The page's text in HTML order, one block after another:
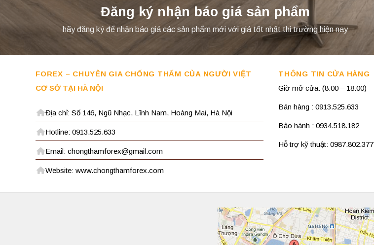
Đăng ký nhận báo giá sản phẩm
hãy đăng ký để nhận báo giá các sản phẩm mới với giá tốt nhất thi trường hiện nay
FOREX – CHUYÊN GIA CHỐNG THẤM CỦA NGƯỜI VIỆT
CƠ SỞ TẠI HÀ NỘI
Địa chỉ: Số 146, Ngũ Nhạc, Lĩnh Nam, Hoàng Mai, Hà Nội
Hotline: 0913.525.633
Email: chongthamforex@gmail.com
Website: www.chongthamforex.com
THÔNG TIN CỬA HÀNG
Giờ mở cửa: (8:00 – 18:00)
Bán hàng : 0913.525.633
Bảo hành : 0934.518.182
Hỗ trợ kỹ thuật: 0987.802.377